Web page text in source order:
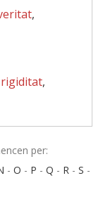
,
rigiditat,
per:
- O - P - Q - R - S -